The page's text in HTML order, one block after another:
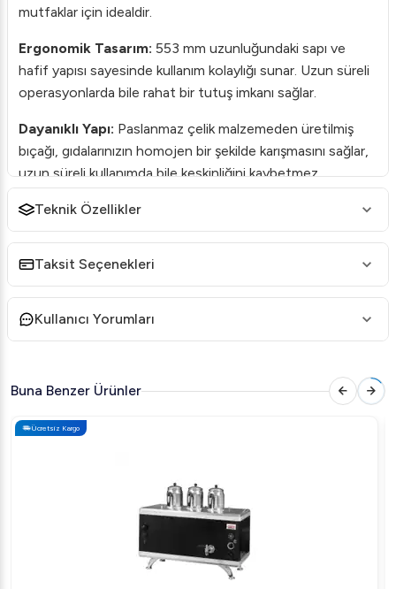
mutfaklar için idealdir.
Ergonomik Tasarım: 553 mm uzunluğundaki sapı ve
hafif yapısı sayesinde kullanım kolaylığı sunar. Uzun süreli
operasyonlarda bile rahat bir tutuş imkanı sağlar.
Dayanıklı Yapı: Paslanmaz çelik malzemeden üretilmiş
bıçağı, gıdalarınızın homojen bir şekilde karışmasını sağlar,
uzun süreli kullanımda bile keskinliğini kaybetmez.
Çok Yönlü Kullanım:
hamur karışımlarına kadar birçok farklı yiyecek türü için
yönlülük katar.
Kolay Temizlik:
Çıkarılabilir bıçakları ve gövdesi sayesinde
Güvenlik:Kullanıcı güvenliğini ön planda tutan tasarımı,
önleyen malzeme tutuş esnasında ekstra güvenlik sunar.
profesyonel mutfak çalışmalarınızda size eşsiz bir partner
olarak yüksek performans ve dayanıklılık sunar. Her
mutfağın ihtiyacına uygun bu güçlü blender ile işlerinizi
hızlandırın ve kolaylaştırın.
Teknik Özellikler
Taksit Seçenekleri
Kullanıcı Yorumları
Buna Benzer Ürünler
Ücretsiz Kargo